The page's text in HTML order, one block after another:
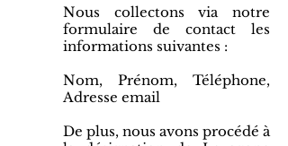
Nous collectons via notre
formulaire de contact les
informations suivantes :
Nom, Prénom, Téléphone,
Adresse email
De plus, nous avons procédé à